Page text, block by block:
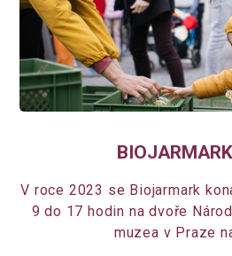
V roce 2023 se Biojarmark
9 do 17 hodin na dvoře
muzea v Praze